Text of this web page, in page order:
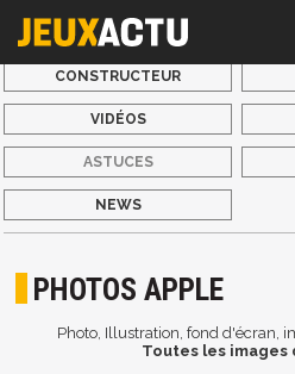
CONSTRUCTEUR
VIDÉOS
ASTUCES
NEWS
PHOTOS APPLE
Photo, Illustration, fond d'écran,
Toutes les images